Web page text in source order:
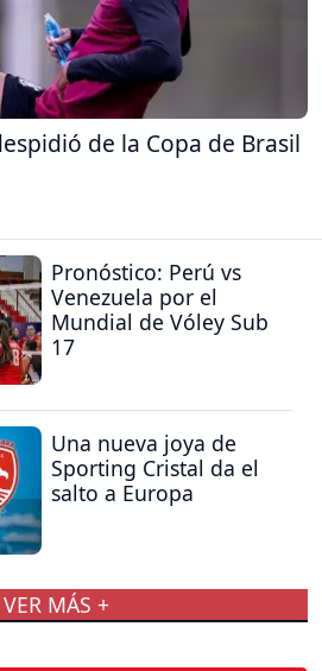
de la Copa de Brasil
Pronóstico: Perú vs
Venezuela por el
Mundial de Vóley Sub
17
Una nueva joya de
Sporting Cristal da el
salto a Europa
VER MÁS +